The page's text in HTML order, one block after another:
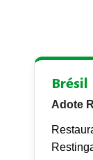
Brésil
Adote